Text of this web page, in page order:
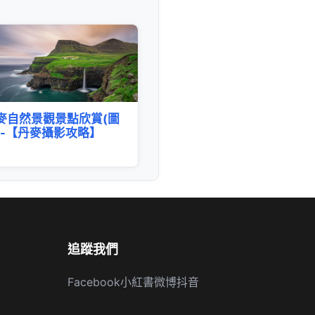
自然景觀景點欣賞(圖
丹麥攝影攻略】
追蹤我們
Facebook小紅書微博抖音